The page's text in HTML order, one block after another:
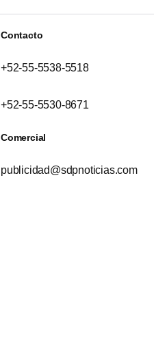
Contacto
+52-55-5538-5518
+52-55-5530-8671
Comercial
publicidad@sdpnoticias.com